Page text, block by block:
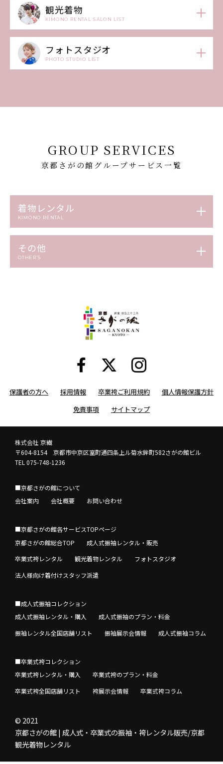
観光着物
KIMONO RENTAL SALON LIST
フォトスタジオ
PHOTO STUDIO LIST
GROUP SERVICES
京都さがの館グループサービス一覧
着物レンタル
KIMONO RENTAL
その他
OTHER’S
保護者の方へ 採用情報 卒業袴ご利用規約
個人情報保護方針
免責事項
サイトマップ
株式会社 京繊
〒604-8154 京都市中京区室町通四条上ル菊水鉾町582さがの館ビル
TEL 075-748-1236
■京都さがの館について
会社案内
会社概要 お問い合わせ
■京都さがの館各サービスTOPページ
京都さがの館総合TOP
成人式振袖レンタル・販売
卒業式袴レンタル
観光着物レンタル
フォトスタジオ
法人様向け着付けスタッフ派遣
■成人式振袖コレクション
成人式振袖レンタル・購入
成人式振袖のプラン・料金
振袖レンタル全国店舗リスト
振袖展示会情報 成人式振袖コラム
■卒業式袴コレクション
卒業式袴レンタル・購入
卒業式袴のプラン・料金
卒業式袴全国店舗リスト
袴展示会情報 卒業式袴コラム
© 2021
京都さがの館 | 成人式・卒業式の振袖・袴レンタル販売/京都
観光着物レンタル